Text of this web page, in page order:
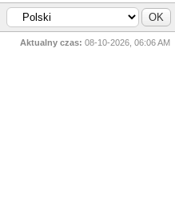
Aktualny czas: 08-10-2026, 06:06 AM